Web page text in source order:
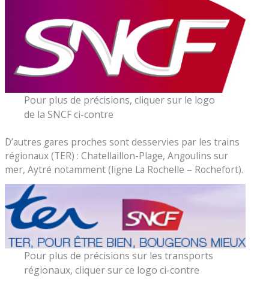
Pour plus de précisions, cliquer sur le logo
de la SNCF ci-contre
D’autres gares proches sont desservies par les trains
régionaux (TER) : Chatellaillon-Plage, Angoulins sur
mer, Aytré notamment (ligne La Rochelle – Rochefort).
Pour plus de précisions sur les transports
régionaux, cliquer sur ce logo ci-contre